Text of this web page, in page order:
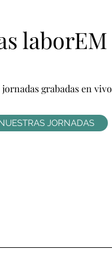
laborEM
grabadas en vivo
JORNADAS